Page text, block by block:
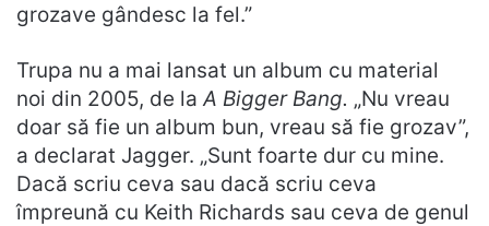
grozave gândesc la fel.”
Trupa nu a mai lansat un album cu material
noi din 2005, de laA Bigger Bang. „Nu vreau
doar să fie un album bun, vreau să fie grozav”,
a declarat Jagger. „Sunt foarte dur cu mine.
Dacă scriu ceva sau dacă scriu ceva
împreună cu Keith Richards sau ceva de genul